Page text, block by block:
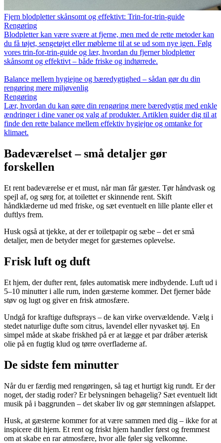
Fjern blodpletter skånsomt og effektivt: Trin-for-trin-guide
Rengøring
Blodpletter kan være svære at fjerne, men med de rette metoder kan
du få tøjet, sengetøjet eller møblerne til at se ud som nye igen. Følg
vores trin-for-trin-guide og lær, hvordan du fjerner blodpletter
skånsomt og effektivt – både friske og indtørrede.
Balance mellem hygiejne og bæredygtighed – sådan gør du din
rengøring mere miljøvenlig
Rengøring
Lær, hvordan du kan gøre din rengøring mere bæredygtig med enkle
ændringer i dine vaner og valg af produkter. Artiklen guider dig til at
finde den rette balance mellem effektiv hygiejne og omtanke for
klimaet.
Badeværelset – små detaljer gør
forskellen
Et rent badeværelse er et must, når man får gæster. Tør håndvask og
spejl af, og sørg for, at toilettet er skinnende rent. Skift
håndklæderne ud med friske, og sæt eventuelt en lille plante eller et
duftlys frem.
Husk også at tjekke, at der er toiletpapir og sæbe – det er små
detaljer, men de betyder meget for gæsternes oplevelse.
Frisk luft og duft
Et hjem, der dufter rent, føles automatisk mere indbydende. Luft ud i
5–10 minutter i alle rum, inden gæsterne kommer. Det fjerner både
støv og lugt og giver en frisk atmosfære.
Undgå for kraftige duftsprays – de kan virke overvældende. Vælg i
stedet naturlige dufte som citrus, lavendel eller nyvasket tøj. En
simpel måde at skabe friskhed på er at lægge et par dråber æterisk
olie på en fugtig klud og tørre overfladerne af.
De sidste fem minutter
Når du er færdig med rengøringen, så tag et hurtigt kig rundt. Er der
noget, der stadig roder? Er belysningen behagelig? Sæt eventuelt lidt
musik på i baggrunden – det skaber liv og gør stemningen afslappet.
Husk, at gæsterne kommer for at være sammen med dig – ikke for at
inspicere dit hjem. Et rent og friskt hjem handler først og fremmest
om at skabe en rar atmosfære, hvor alle føler sig velkomne.